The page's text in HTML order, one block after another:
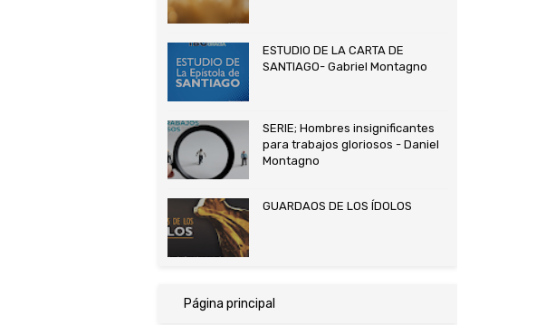
ESTUDIO DE LA CARTA DE
SANTIAGO- Gabriel Montagno
SERIE; Hombres insignificantes
para trabajos gloriosos - Daniel
Montagno
GUARDAOS DE LOS ÍDOLOS
Página principal